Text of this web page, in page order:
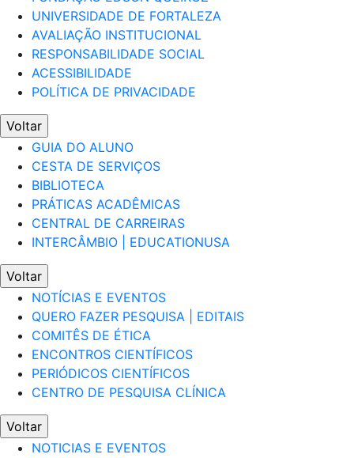
UNIVERSIDADE DE FORTALEZA
AVALIAÇÃO INSTITUCIONAL
RESPONSABILIDADE SOCIAL
ACESSIBILIDADE
POLÍTICA DE PRIVACIDADE
Voltar
GUIA DO ALUNO
CESTA DE SERVIÇOS
BIBLIOTECA
PRÁTICAS ACADÊMICAS
CENTRAL DE CARREIRAS
INTERCÂMBIO | EDUCATIONUSA
Voltar
NOTÍCIAS E EVENTOS
QUERO FAZER PESQUISA | EDITAIS
COMITÊS DE ÉTICA
ENCONTROS CIENTÍFICOS
PERIÓDICOS CIENTÍFICOS
CENTRO DE PESQUISA CLÍNICA
Voltar
NOTICIAS E EVENTOS